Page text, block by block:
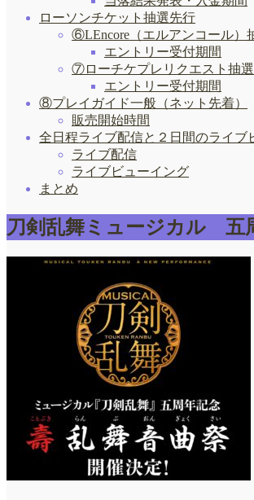
ローソンチケット抽選先行
⑥LEncore（エルアンコール）
エントリー受付期間
⑦ローチケプレリクエスト抽
エントリー受付期間
⑧プレイガイド一般（ネット先着）
販売開始時間
全日程ライブ配信と２日間のライブ
ライブ配信
ライブビューイング
まとめ
刀剣乱舞ミュージカル 五